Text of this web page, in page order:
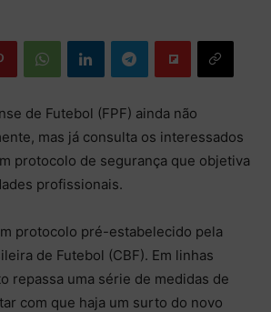
de Futebol (FPF) ainda não
mas já consulta os interessados
protocolo de segurança que objetiva
profissionais.
protocolo pré-estabelecido pela
de Futebol (CBF). Em linhas
repassa uma série de medidas de
com que haja um surto do novo